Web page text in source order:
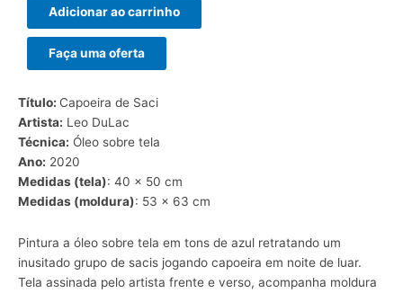
Adicionar ao carrinho
Faça uma oferta
Título: Capoeira de Saci
Artista: Leo DuLac
Técnica: Óleo sobre tela
Ano: 2020
Medidas (tela): 40 x 50 cm
Medidas (moldura): 53 x 63 cm
Pintura a óleo sobre tela em tons de azul retratando um
inusitado grupo de sacis jogando capoeira em noite de luar.
Tela assinada pelo artista frente e verso, acompanha moldura